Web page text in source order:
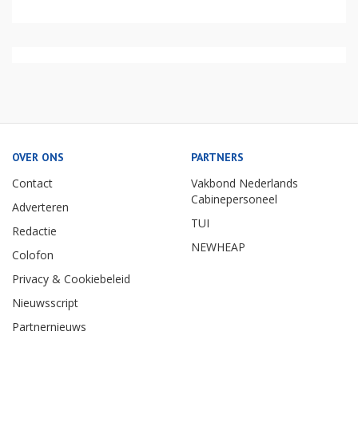
OVER ONS
Contact
Adverteren
Redactie
Colofon
Privacy & Cookiebeleid
Nieuwsscript
Partnernieuws
PARTNERS
Vakbond Nederlands
Cabinepersoneel
TUI
NEWHEAP